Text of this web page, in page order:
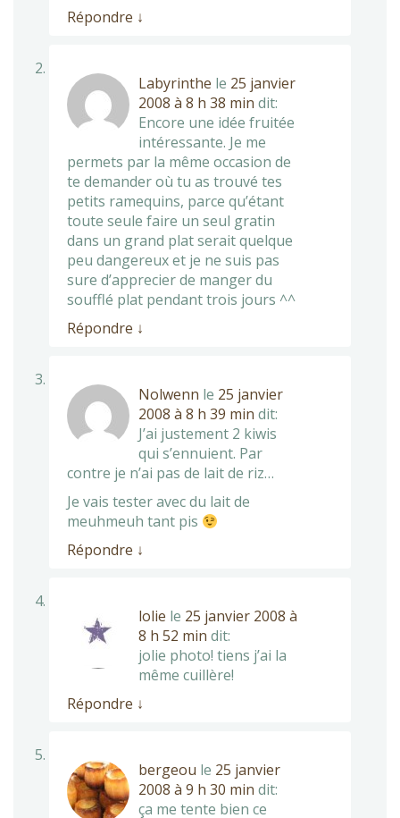
Répondre ↓
Labyrinthe le 25 janvier
2008 à 8 h 38 min dit:
Encore une idée fruitée
intéressante. Je me
permets par la même occasion de
te demander où tu as trouvé tes
petits ramequins, parce qu’étant
toute seule faire un seul gratin
dans un grand plat serait quelque
peu dangereux et je ne suis pas
sure d’apprecier de manger du
soufflé plat pendant trois jours ^^
Répondre ↓
Nolwenn le 25 janvier
2008 à 8 h 39 min dit:
J’ai justement 2 kiwis
qui s’ennuient. Par
contre je n’ai pas de lait de riz…
Je vais tester avec du lait de
meuhmeuh tant pis
Répondre ↓
lolie le 25 janvier 2008 à
8 h 52 min dit:
jolie photo! tiens j’ai la
même cuillère!
Répondre ↓
bergeou le 25 janvier
2008 à 9 h 30 min dit:
ça me tente bien ce